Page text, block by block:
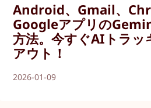
Android、Gmail、
Googleアプリの
方法。今すぐAIトラッ
アウト！
2026-01-09